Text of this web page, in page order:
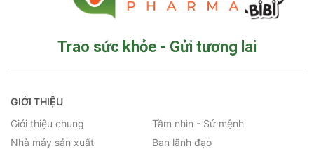
Trao sức khỏe - Gửi tương lai
GIỚI THIỆU
Giới thiệu chung
Tầm nhìn - Sứ mệnh
Nhà máy sản xuất
Ban lãnh đạo